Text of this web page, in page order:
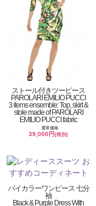
ストール付きツーピース
PAROLARI EMILIO PUCCI
3 items ensemble: Top, skirt &
stole made of PAROLARI
EMILIO PUCCI fabric
通常価格
39,000円(税別)
バイカラーワンピース 七分
袖
Black & Purple Dress With